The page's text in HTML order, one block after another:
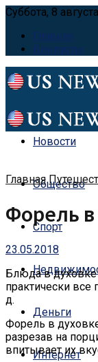
Суббота, 8
Главная
Контакты
Новости
Общество
Спорт
Деньги
Интернет
Главная
Форель в
23.05.2018
Блюда в
практически
д.
Форель в
разрезав на
впитывает их